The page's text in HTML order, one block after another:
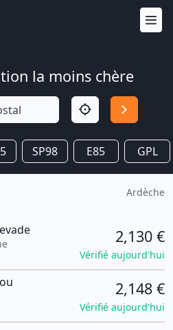
la moins chère
SP98 E85 GPL
Ardèche
2,130 €
Vérifié aujourd'hui
2,148 €
Vérifié aujourd'hui